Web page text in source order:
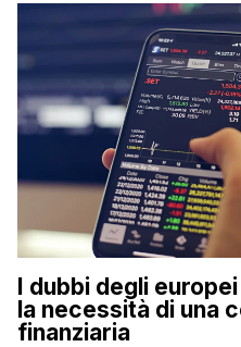
I dubbi degli
la necessità di una
finanziaria